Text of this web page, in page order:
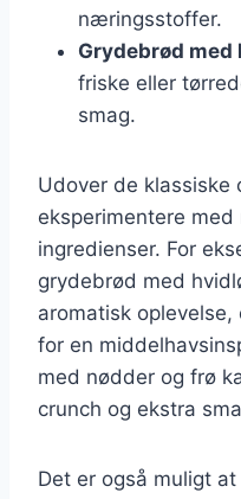
næringsstoffer.
Grydebrød
friske eller
smag.
Udover de klassiske
eksperimentere med
ingredienser. For
grydebrød med
aromatisk
for en
med nødder og frø
crunch og ekstra
Det er også muligt